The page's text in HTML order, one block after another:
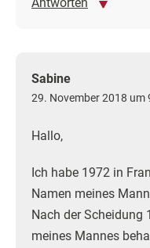
Sabine
29. November 2018 um
Hallo,
Ich habe 1972 in
Namen meines
Nach der Scheidung
meines Mannes